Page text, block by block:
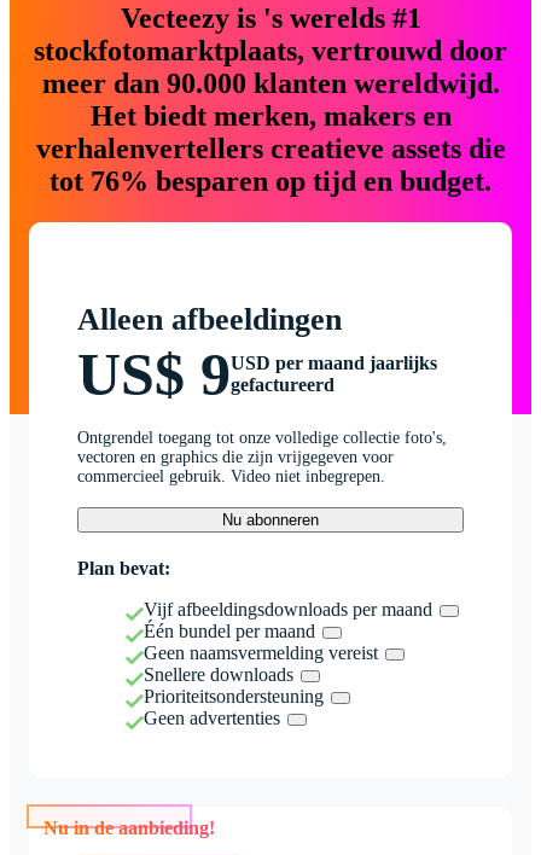
Vecteezy is 's werelds #1
stockfotomarktplaats, vertrouwd door
meer dan 90.000 klanten wereldwijd.
Het biedt merken, makers en
verhalenvertellers creatieve assets die
tot 76% besparen op tijd en budget.
Alleen afbeeldingen
US$ 9USD per maand jaarlijks
gefactureerd
Ontgrendel toegang tot onze volledige collectie foto's,
vectoren en graphics die zijn vrijgegeven voor
commercieel gebruik. Video niet inbegrepen.
Nu abonneren
Plan bevat:
Vijf afbeeldingsdownloads per maand
Één bundel per maand
Geen naamsvermelding vereist
Snellere downloads
Prioriteitsondersteuning
Geen advertenties
Nu in de aanbieding!